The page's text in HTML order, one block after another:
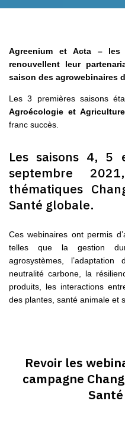
Agreenium et Acta – les
renouvellent leur
saison des agrowebinaires
Les 3 premières saisons
Agroécologie et
franc succès.
Les saisons 4,
septembre
thématiques
Santé globale.
Ces webinaires ont permis
telles que la gestion
agrosystèmes,
neutralité carbone, la
produits, les interactions
des plantes, santé animale et
Revoir les
campagne